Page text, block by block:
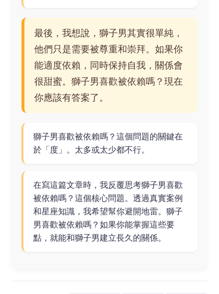
最後，我想說，獅子男其實很單純，
他們只是需要被尊重和崇拜。如果你
能適度依賴，同時保持自我，關係會
很甜蜜。獅子男喜歡被依賴嗎？現在
你應該有答案了。
獅子男喜歡被依賴嗎？這個問題的關鍵在
於「度」。太多或太少都不行。
在寫這篇文章時，我反覆思考獅子男喜歡
被依賴嗎？這個核心問題。透過真實案例
和星座知識，我希望幫你避開地雷。獅子
男喜歡被依賴嗎？如果你能掌握這些要
點，就能和獅子男建立長久的關係。